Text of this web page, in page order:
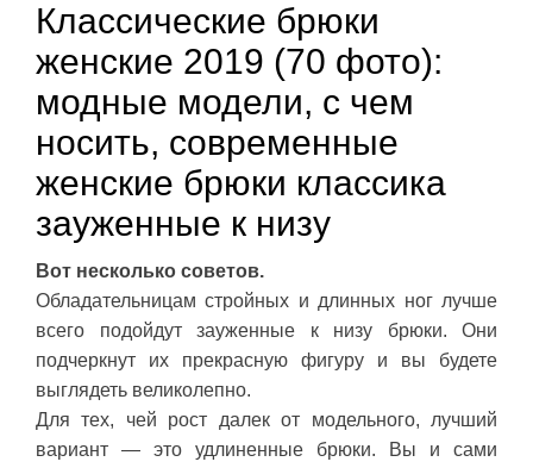
Классические брюки
женские 2019 (70 фото):
модные модели, с чем
носить, современные
женские брюки классика
зауженные к низу
Вот несколько советов.
Обладательницам стройных и длинных ног лучше
всего подойдут зауженные к низу брюки. Они
подчеркнут их прекрасную фигуру и вы будете
выглядеть великолепно.
Для тех, чей рост далек от модельного, лучший
вариант — это удлиненные брюки. Вы и сами